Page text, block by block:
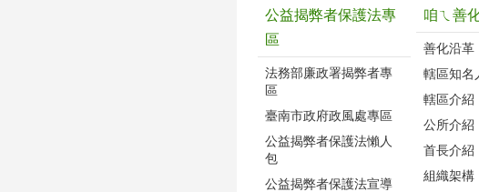
公益揭弊者保護法專
區
法務部廉政署揭弊者專
區
臺南市政府政風處專區
公益揭弊者保護法懶人
包
公益揭弊者保護法宣導
咱ㄟ善
善化沿革‭
轄區知名
轄區介紹
公所介紹
首長介紹
組織架構